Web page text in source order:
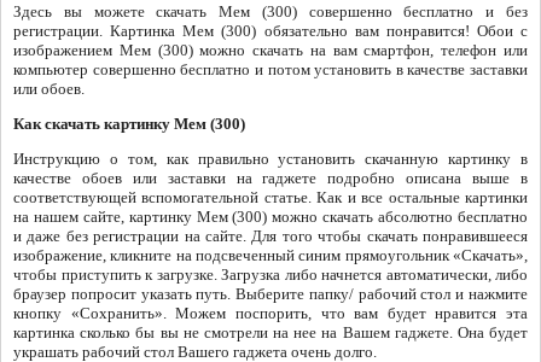
Здесь вы можете скачать Мем (300) совершенно бесплатно и без
регистрации. Картинка Мем (300) обязательно вам понравится! Обои с
изображением Мем (300) можно скачать на вам смартфон, телефон или
компьютер совершенно бесплатно и потом установить в качестве заставки
или обоев.
Как скачать картинку Мем (300)
Инструкцию о том, как правильно установить скачанную картинку в
качестве обоев или заставки на гаджете подробно описана выше в
соответствующей вспомогательной статье. Как и все остальные картинки
на нашем сайте, картинку Мем (300) можно скачать абсолютно бесплатно
и даже без регистрации на сайте. Для того чтобы скачать понравившееся
изображение, кликните на подсвеченный синим прямоугольник «Скачать»,
чтобы приступить к загрузке. Загрузка либо начнется автоматически, либо
браузер попросит указать путь. Выберите папку/ рабочий стол и нажмите
кнопку «Сохранить». Можем поспорить, что вам будет нравится эта
картинка сколько бы вы не смотрели на нее на Вашем гаджете. Она будет
украшать рабочий стол Вашего гаджета очень долго.